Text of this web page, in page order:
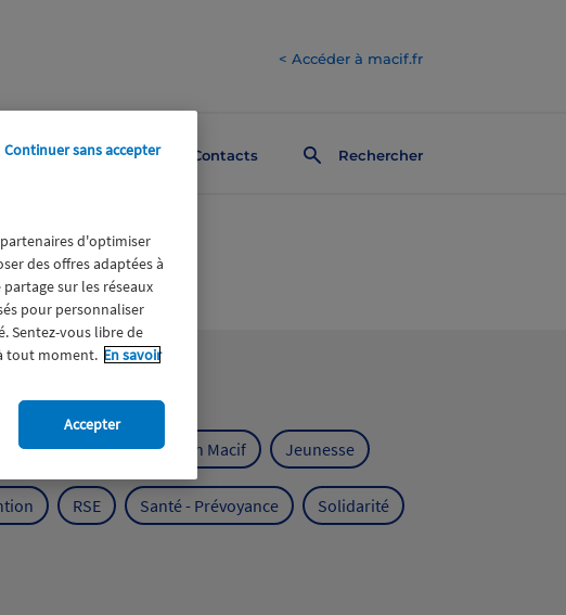
< Accéder à macif.fr
Contacts Rechercher
clients Fondation Macif Jeunesse
RSE Santé - Prévoyance Solidarité
d'optimiser
des offres adaptées à
sur les réseaux
pour personnaliser
Sentez-vous libre de
tout moment. En savoir
Continuer sans accepter
Accepter